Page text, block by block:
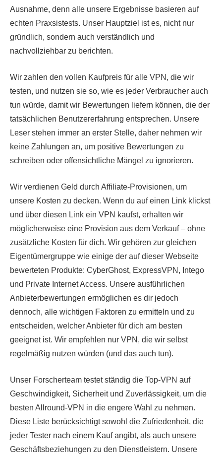
Ausnahme, denn alle unsere Ergebnisse basieren auf
echten Praxsistests. Unser Hauptziel ist es, nicht nur
gründlich, sondern auch verständlich und
nachvollziehbar zu berichten.
Wir zahlen den vollen Kaufpreis für alle VPN, die wir
testen, und nutzen sie so, wie es jeder Verbraucher auch
tun würde, damit wir Bewertungen liefern können, die der
tatsächlichen Benutzererfahrung entsprechen. Unsere
Leser stehen immer an erster Stelle, daher nehmen wir
keine Zahlungen an, um positive Bewertungen zu
schreiben oder offensichtliche Mängel zu ignorieren.
Wir verdienen Geld durch Affiliate-Provisionen, um
unsere Kosten zu decken. Wenn du auf einen Link klickst
und über diesen Link ein VPN kaufst, erhalten wir
möglicherweise eine Provision aus dem Verkauf – ohne
zusätzliche Kosten für dich. Wir gehören zur gleichen
Eigentümergruppe wie einige der auf dieser Webseite
bewerteten Produkte: CyberGhost, ExpressVPN, Intego
und Private Internet Access. Unsere ausführlichen
Anbieterbewertungen ermöglichen es dir jedoch
dennoch, alle wichtigen Faktoren zu ermitteln und zu
entscheiden, welcher Anbieter für dich am besten
geeignet ist. Wir empfehlen nur VPN, die wir selbst
regelmäßig nutzen würden (und das auch tun).
Unser Forscherteam testet ständig die Top-VPN auf
Geschwindigkeit, Sicherheit und Zuverlässigkeit, um die
besten Allround-VPN in die engere Wahl zu nehmen.
Diese Liste berücksichtigt sowohl die Zufriedenheit, die
jeder Tester nach einem Kauf angibt, als auch unsere
Geschäftsbeziehungen zu den Dienstleistern. Unsere